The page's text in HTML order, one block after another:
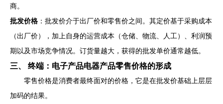
商。
批发价格 ：批发价介于出厂价和零售价之间。其定价基于采购成本
（出厂价），加上自身的运营成本（仓储、物流、人工）、利润预
期以及市场竞争情况。订货量越大，获得的批发单价通常越低。
三、 终端：电子产品电器产品零售价格的形成
零售价格是消费者最终面对的价格，它是在批发价基础上层层
加码的结果。